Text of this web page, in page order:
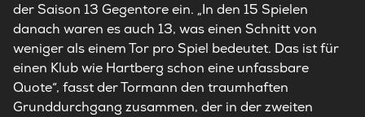
der Saison 13 Gegentore ein. „In den 15 Spielen
danach waren es auch 13, was einen Schnitt von
weniger als einem Tor pro Spiel bedeutet. Das ist für
einen Klub wie Hartberg schon eine unfassbare
Quote“, fasst der Tormann den traumhaften
Grunddurchgang zusammen, der in der zweiten